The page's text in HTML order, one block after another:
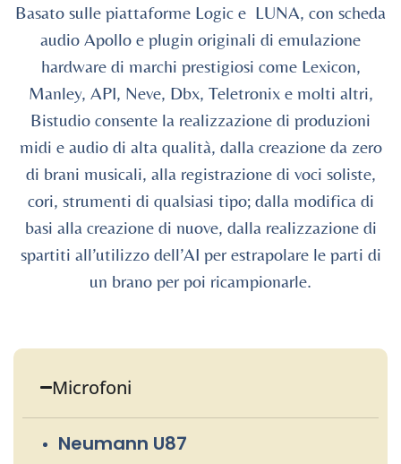
Basato sulle piattaforme Logic e LUNA, con scheda
audio Apollo e plugin originali di emulazione
hardware di marchi prestigiosi come Lexicon,
Manley, API, Neve, Dbx, Teletronix e molti altri,
Bistudio consente la realizzazione di produzioni
midi e audio di alta qualità, dalla creazione da zero
di brani musicali, alla registrazione di voci soliste,
cori, strumenti di qualsiasi tipo; dalla modifica di
basi alla creazione di nuove, dalla realizzazione di
spartiti all’utilizzo dell’AI per estrapolare le parti di
un brano per poi ricampionarle.
Microfoni
Neumann U87